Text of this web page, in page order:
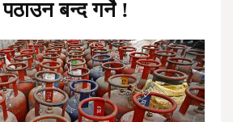
बन्द गर्ने !